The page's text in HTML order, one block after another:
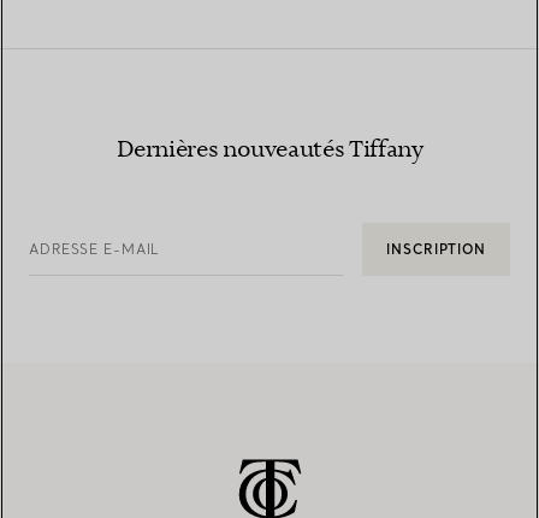
Dernières nouveautés Tiffany
ADRESSE E-MAIL INSCRIPTION